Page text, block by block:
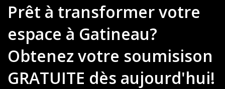
Prêt à transformer votre
espace à Gatineau?
Obtenez votre soumisison
GRATUITE dès aujourd'hui!